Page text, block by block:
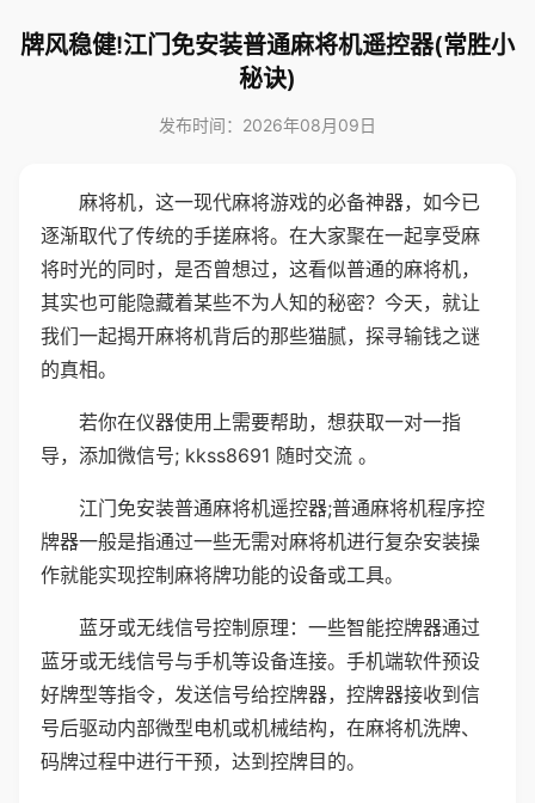
牌风稳健!江门免安装普通麻将机遥控器(常胜小
秘诀)
发布时间：2026年08月09日
麻将机，这一现代麻将游戏的必备神器，如今已
逐渐取代了传统的手搓麻将。在大家聚在一起享受麻
将时光的同时，是否曾想过，这看似普通的麻将机，
其实也可能隐藏着某些不为人知的秘密？今天，就让
我们一起揭开麻将机背后的那些猫腻，探寻输钱之谜
的真相。
若你在仪器使用上需要帮助，想获取一对一指
导，添加微信号; kkss8691 随时交流 。
江门免安装普通麻将机遥控器;普通麻将机程序控
牌器一般是指通过一些无需对麻将机进行复杂安装操
作就能实现控制麻将牌功能的设备或工具。
蓝牙或无线信号控制原理：一些智能控牌器通过
蓝牙或无线信号与手机等设备连接。手机端软件预设
好牌型等指令，发送信号给控牌器，控牌器接收到信
号后驱动内部微型电机或机械结构，在麻将机洗牌、
码牌过程中进行干预，达到控牌目的。